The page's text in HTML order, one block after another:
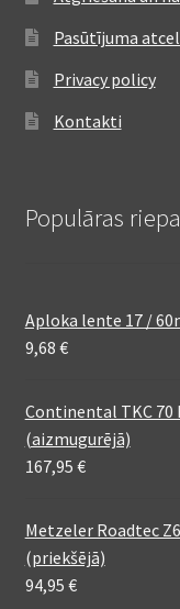
Pasūtījuma
Privacy policy
Kontakti
Populāras
Aploka lente 17 /
9,68 €
Continental TKC 70
(aizmugurējā)
167,95 €
Metzeler Roadtec
(priekšējā)
94,95 €